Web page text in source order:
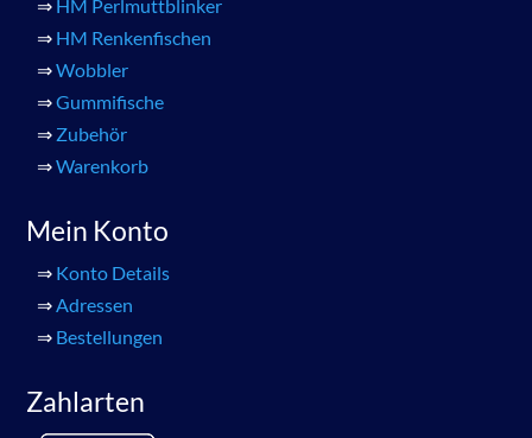
⇒ HM Perlmuttblinker
⇒ HM Renkenfischen
⇒Wobbler
⇒Gummifische
⇒ Zubehör
⇒Warenkorb
Mein Konto
⇒ Konto Details
⇒Adressen
⇒ Bestellungen
Zahlarten